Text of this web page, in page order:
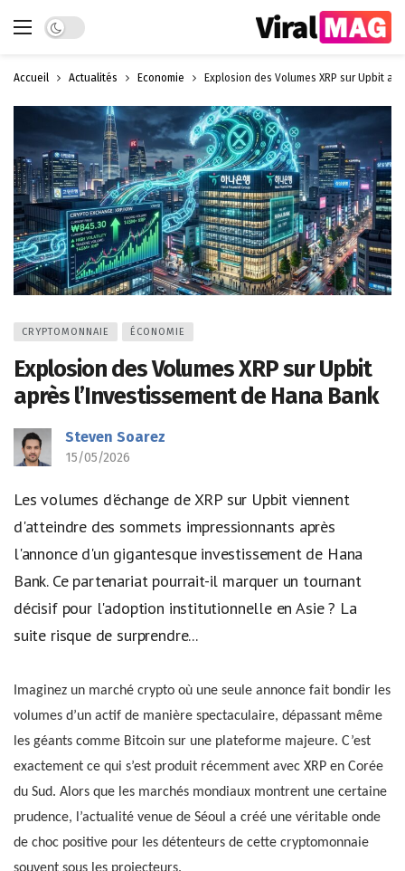
Dark mode
Accueil Actualités Économie Explosion des Volumes XRP sur Upbit
CRYPTOMONNAIE ÉCONOMIE
Explosion des Volumes XRP sur Upbit
après l’Investissement de Hana Bank
Steven Soarez
15/05/2026
Les volumes d'échange de XRP sur Upbit viennent
d'atteindre des sommets impressionnants après
l'annonce d'un gigantesque investissement de Hana
Bank. Ce partenariat pourrait-il marquer un tournant
décisif pour l'adoption institutionnelle en Asie ? La
suite risque de surprendre...
Imaginez un marché crypto où une seule annonce fait bondir les
volumes d’un actif de manière spectaculaire, dépassant même
les géants comme Bitcoin sur une plateforme majeure. C’est
exactement ce qui s’est produit récemment avec XRP en Corée
du Sud. Alors que les marchés mondiaux montrent une certaine
prudence, l’actualité venue de Séoul a créé une véritable onde
de choc positive pour les détenteurs de cette cryptomonnaie
souvent sous les projecteurs.